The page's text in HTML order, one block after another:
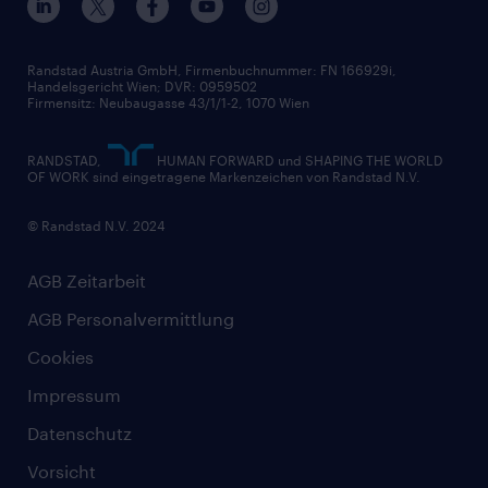
Widerrufsformular
AGB Zeitarbeit
AGB Personalvermittlung
Cookies
Impressum
Datenschutz
Vorsicht
Randstad Austria GmbH, Firmenbuchnummer: FN 166929i,
Handelsgericht Wien; DVR: 0959502
Firmensitz: Neubaugasse 43/1/1-2, 1070 Wien
RANDSTAD,
HUMAN FORWARD und SHAPING THE WORLD
OF WORK sind eingetragene Markenzeichen von Randstad N.V.
© Randstad N.V. 2024